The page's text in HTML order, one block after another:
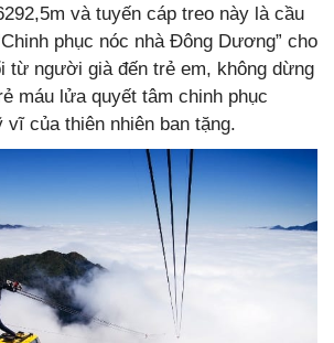
và tuyến cáp treo này là cầu
phục nóc nhà Đông Dương” cho
từ người già đến trẻ em, không dừng
máu lửa quyết tâm chinh phục
vĩ của thiên nhiên ban tặng.